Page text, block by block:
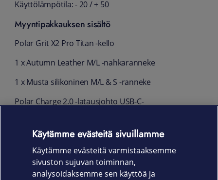
Käyttölämpötila: - 20 / + 50
Myyntipakkauksen sisältö
Polar Grit X2 Pro Titan -kello
1 x Autumn Leather M/L -nahkaranneke
1 x Musta silikoninen M/L & S -ranneke
Polar Charge 2.0 ‑latausjohto USB-C-
Käyttöopas
Tietolehtinen
Takuu
Käytämme evästeitä sivuillamme
Käytämme evästeitä varmistaaksemme
sivuston sujuvan toiminnan,
analysoidaksemme sen käyttöä ja